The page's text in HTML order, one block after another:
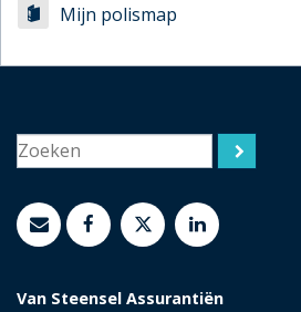
Mijn polismap
Van Steensel Assurantiën